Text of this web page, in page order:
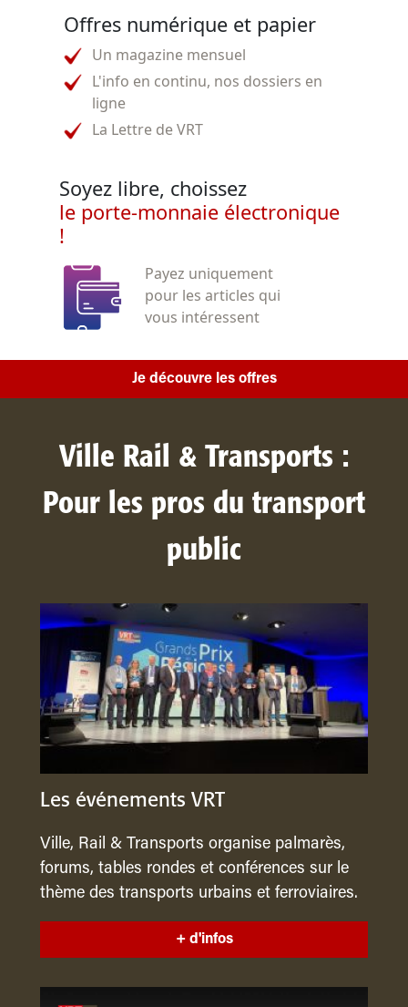
Offres numérique et papier
Un magazine mensuel
L'info en continu, nos dossiers en
ligne
La Lettre de VRT
Soyez libre, choissez
le porte-monnaie électronique
!
Payez uniquement
pour les articles qui
vous intéressent
Je découvre les offres
Ville Rail & Transports :
Pour les pros du transport
public
Les événements VRT
Ville, Rail & Transports organise palmarès,
forums, tables rondes et conférences sur le
thème des transports urbains et ferroviaires.
+ d'infos